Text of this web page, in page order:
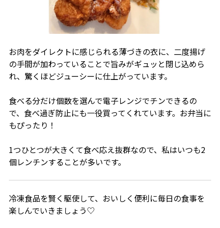
お肉をダイレクトに感じられる薄づきの衣に、二度揚げ
の手間が加わっていることで旨みがギュッと閉じ込めら
れ、驚くほどジューシーに仕上がっています。
食べる分だけ個数を選んで電子レンジでチンできるの
で、食べ過ぎ防止にも一役買ってくれています。お弁当に
もぴったり！
1つひとつが大きくて食べ応え抜群なので、私はいつも2
個レンチンすることが多いです。
冷凍食品を賢く駆使して、おいしく便利に毎日の食事を
楽しんでいきましょう♡